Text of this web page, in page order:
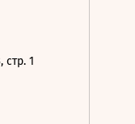
стр. 1